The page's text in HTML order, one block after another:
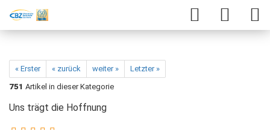
« Erster « zurück weiter »
Letzter »
751 Artikel in dieser Kategorie
Uns trägt die Hoffnung